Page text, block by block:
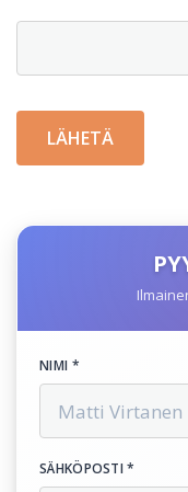
NIMI *
SÄHKÖPOSTI *